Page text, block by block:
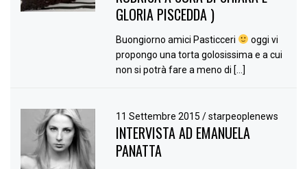
GLORIA PISCEDDA )
Buongiorno amici Pasticceri
oggi vi
propongo una torta golosissima e a cui
non si potrà fare a meno di […]
11 Settembre 2015/ starpeoplenews
INTERVISTA AD EMANUELA
PANATTA